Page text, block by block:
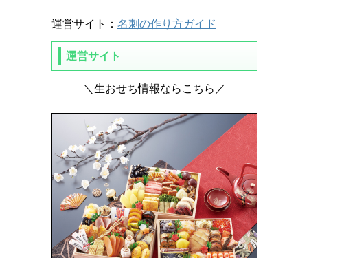
運営サイト： 名刺の作り方ガイド
運営サイト
＼生おせち情報ならこちら／